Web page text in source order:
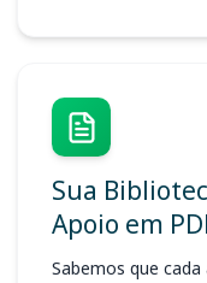
Sua
Apoio em
Sabemos que